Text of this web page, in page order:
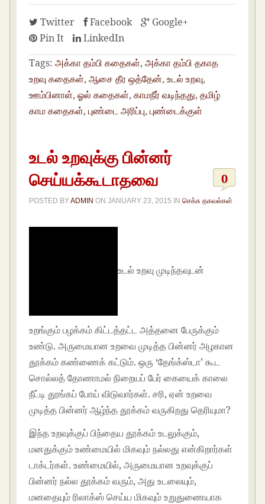
Twitter Facebook
Google+
Pin It
LinkedIn
Tags: அக்கா தம்பி கதைகள்,அக்கா தம்பி தகாத
உறவு கதைகள்,ஆசை தீர ஒத்தேன்,உடல் உறவு,
ஊம்பினாள்,ஓல் கதைகள்,காமநீர் வடிந்தது,தமிழ்
காம கதைகள்,புண்டை அரிப்பு,புண்டைக்குள்
உடல் உறவுக்கு பின்னர்
செய்யக்கூடாதவை
0
POSTED BYADMIN ONJANUARY 23, 2015 INசெக்சு தகவல்கள்
உடல் உறவு முடிந்தவுடன்
உறங்கும் பழக்கம் கிட்டத்தட்ட அத்தனை பேருக்கும்
உண்டு. அருமையான உறவை முடித்த பின்னர் அழகான
தூக்கம் கண்ணைக் கட்டும். ஒரு ‘தேங்க்ஸ்டா’ கூட
சொல்லத் தோணாமல் நிறையப் பேர் கையைக் காலை
நீட்டி தூங்கப் போய் விடுவார்கள். சரி, ஏன் உறவை
முடித்த பின்னர் ஆழ்ந்த தூக்கம் வருகிறது தெரியுமா?
இந்த உறவுக்குப் பிந்தைய தூக்கம் உடலுக்கும்,
மனதுக்கும் உண்மையில் மிகவும் நல்லது என்கிறார்கள்
டாக்டர்கள். உண்மையில், அருமையான உறவுக்குப்
பின்னர் நல்ல தூக்கம் வரும், அது உடலையும்,
மனதையும் ரிலாக்ஸ் செய்ய மிகவும் உறுதுணையாக